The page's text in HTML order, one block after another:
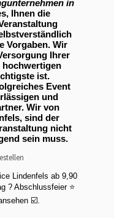
in
Ihnen die
Vorgaben. Wir
Ihrer
hochwertigen
ist.
Event
und
Wir von
sind der
nicht
sein muss.
Lindenfels ab 9,90
? Abschlussfeier ⭐
☑️.